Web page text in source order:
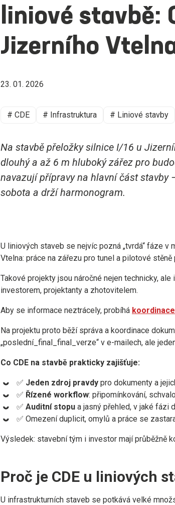
liniové stavbě:
Jizerního
23. 01. 2026
# CDE # Infrastruktura # Liniové stavby
Na stavbě přeložky silnice I/16 u
dlouhý a až 6 m hluboký zářez pro
navazují přípravy na hlavní část stavby
sobota a drží harmonogram.
U liniových staveb se nejvíc pozná „tvrdá“ fáze
Vtelna: práce na zářezu pro tunel a pilotové
Takové projekty jsou náročné nejen technicky,
investorem, projektanty a zhotovitelem.
Aby se informace neztrácely, probíhá
Na projektu proto běží správa a koordinace
„poslední_final_final_verze“ v e-mailech, ale
Co CDE na stavbě prakticky zajišťuje:
✅ Jeden zdroj pravdy pro dokumenty a
✅ Řízené workflow: připomínkování,
✅ Auditní stopu a jasný přehled, v jaké fázi
✅ Omezení duplicit, omylů a práce se
Výsledek: stavební tým i investor mají průběžně
Proč je CDE u liniových
U infrastrukturních staveb se potkává velké